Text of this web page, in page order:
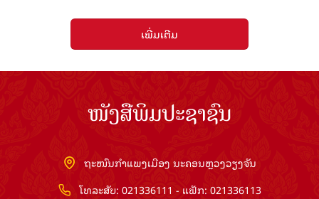
ເພີ່ມເຕີມ
ໜັງສືພິມປະຊາຊົນ
ຖະໜົນກຳແພງເມືອງ ນະຄອນຫຼວງວຽງຈັນ
ໂທລະສັບ: 021336111 - ແຟັກ: 021336113